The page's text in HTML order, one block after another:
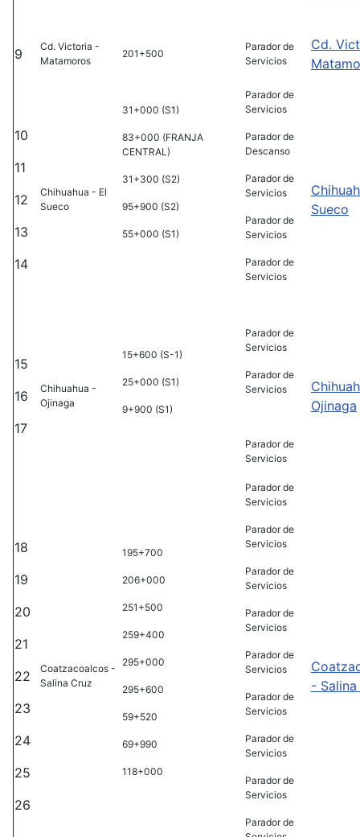
9
Cd. Victoria -
Matamoros
201+500
Parador de
Servicios
Cd.
10
11
12
13
14
Chihuahua - El
Sueco
31+000 (S1)
83+000 (FRANJA
CENTRAL)
31+300 (S2)
95+900 (S2)
55+000 (S1)
Parador de
Servicios
Parador de
Descanso
Parador de
Servicios
Parador de
Servicios
Parador de
Servicios
Sueco
15
16
17
Chihuahua -
Ojinaga
15+600 (S-1)
25+000 (S1)
9+900 (S1)
Parador de
Servicios
Parador de
Servicios
Parador de
Servicios
Ojinaga
18
19
20
21
22
23
24
25
26
Coatzacoalcos -
Salina Cruz
195+700
206+000
251+500
259+400
295+000
295+600
59+520
69+990
118+000
Parador de
Servicios
Parador de
Servicios
Parador de
Servicios
Parador de
Servicios
Parador de
Servicios
Parador de
Servicios
Parador de
Servicios
Parador de
Servicios
Parador de
-